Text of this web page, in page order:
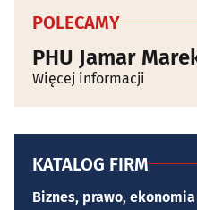
POLECAMY
PHU Jamar
Więcej informacji
KATALOG FIRM
Biznes, prawo, ekonomia